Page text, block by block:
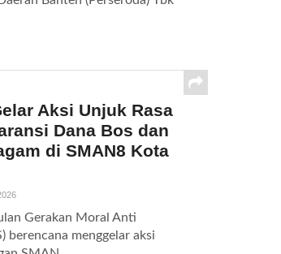
Aksi Unjuk Rasa
Dana Bos dan
di SMAN8 Kota
Gerakan Moral Anti
berencana menggelar aksi